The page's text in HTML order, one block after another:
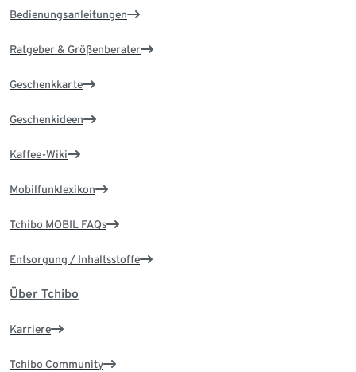
Bedienungsanleitungen
Ratgeber & Größenberater
Geschenkkarte
Geschenkideen
Kaffee-Wiki
Mobilfunklexikon
Tchibo MOBIL FAQs
Entsorgung / Inhaltsstoffe
Über Tchibo
Karriere
Tchibo Community